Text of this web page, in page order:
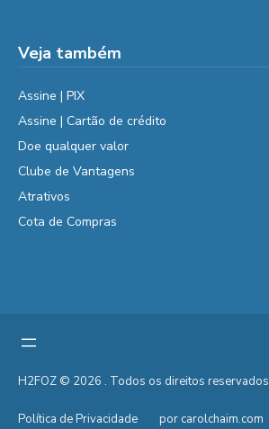
Veja também
Assine | PIX
Assine | Cartão de crédito
Doe qualquer valor
Clube de Vantagens
Atrativos
Cota de Compras
H2FOZ © 2026 . Todos os direitos reservados
Política de Privacidade por carolchaim.com